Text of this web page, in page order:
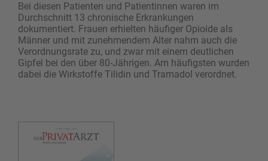
Bei diesen Patienten und Patientinnen waren im
Durchschnitt 13 chronische Erkrankungen
dokumentiert. Frauen erhielten häufiger Opioide als
Männer und mit zunehmendem Alter nahm auch die
Verordnungsrate zu, und zwar mit einem deutlichen
Gipfel bei den über 80-Jährigen. Am häufigsten wurden
dabei die Wirkstoffe Tilidin und Tramadol verordnet.